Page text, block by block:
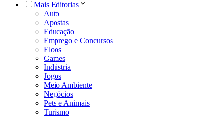
Mais Editorias
Auto
Apostas
Educação
Emprego e Concursos
Eloos
Games
Indústria
Jogos
Meio Ambiente
Negócios
Pets e Animais
Turismo